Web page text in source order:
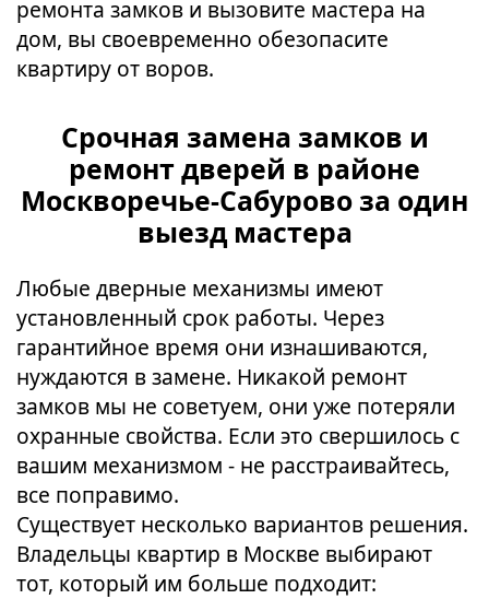
ремонта замков и вызовите мастера на
дом, вы своевременно обезопасите
квартиру от воров.
Срочная замена замков и
ремонт дверей в районе
Москворечье-Сабурово за один
выезд мастера
Любые дверные механизмы имеют
установленный срок работы. Через
гарантийное время они изнашиваются,
нуждаются в замене. Никакой ремонт
замков мы не советуем, они уже потеряли
охранные свойства. Если это свершилось с
вашим механизмом - не расстраивайтесь,
все поправимо.
Существует несколько вариантов решения.
Владельцы квартир в Москве выбирают
тот, который им больше подходит: